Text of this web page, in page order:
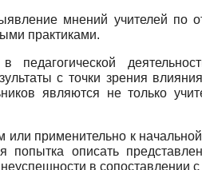
мнений учителей по
практиками.
педагогической
с точки зрения
являются не только
применительно к
попытка описать
в сопоставлении